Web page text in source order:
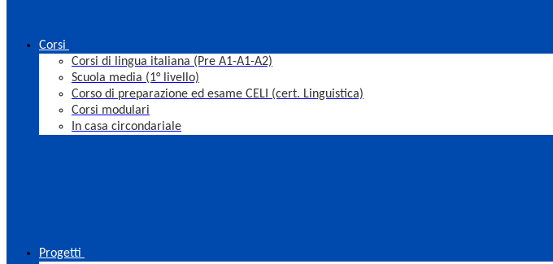
Corsi
Corsi di lingua italiana (Pre A1-A1-A2)
Scuola media (1° livello)
Corso di preparazione ed esame CELI (cert. Linguistica)
Corsi modulari
In casa circondariale
Progetti